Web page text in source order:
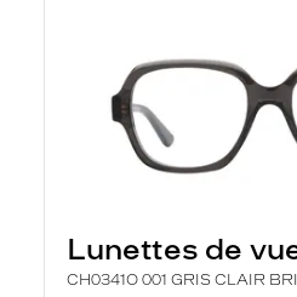
Lunettes de
CH0341O 001 GRIS CLAIR